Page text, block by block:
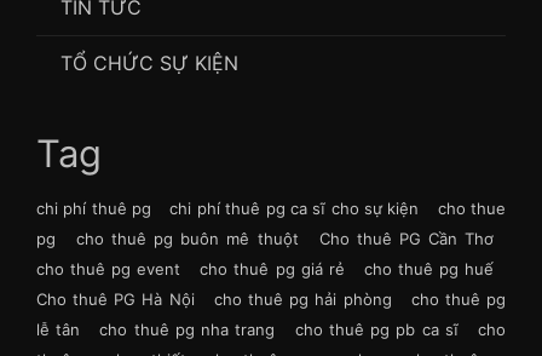
TIN TỨC
TỔ CHỨC SỰ KIỆN
Tag
chi phí thuê pg chi phí thuê pg ca sĩ cho sự kiện
cho thue
pg
cho thuê pg buôn mê thuột
Cho thuê PG Cần Thơ
cho thuê pg event
cho thuê pg giá rẻ
cho thuê pg huế
Cho thuê PG Hà Nội
cho thuê pg hải phòng
cho thuê pg
lễ tân
cho thuê pg nha trang cho thuê pg pb ca sĩ
cho